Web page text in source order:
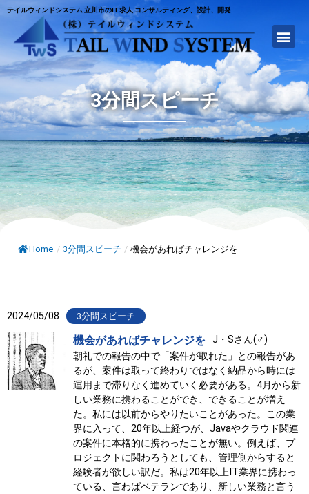
テイルウィンドシステム 立川市のIT求人 コンサルティング、設計、開発
3分間スピーチ
Home / 3分間スピーチ / 機会があればチャレンジを
2024/05/08 3分間スピーチ
機会があればチャレンジを
J・Sさん(♂)
朝礼での報告の中で「案件が取れた」との報告があ
るが、案件は取って終わりではなく納品から時には
運用まで滞りなく進めていく必要がある。4月から新
しい業務に携わることができ、できることが増え
た。私には以前からやりたいことがあった。この業
界に入って、20年以上経つが、Javaやクラウド関連
の案件に本格的に携わったことが無い。例えば、プ
ロジェクトに関わろうとしても、管理側からすると
経験者が欲しい訳だ。私は20年以上IT業界に携わっ
ている、言わばベテランであり、新しい業務と言う